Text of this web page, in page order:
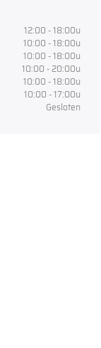
12:00 - 18:00u
10:00 - 18:00u
10:00 - 18:00u
10:00 - 20:00u
10:00 - 18:00u
10:00 - 17:00u
Gesloten